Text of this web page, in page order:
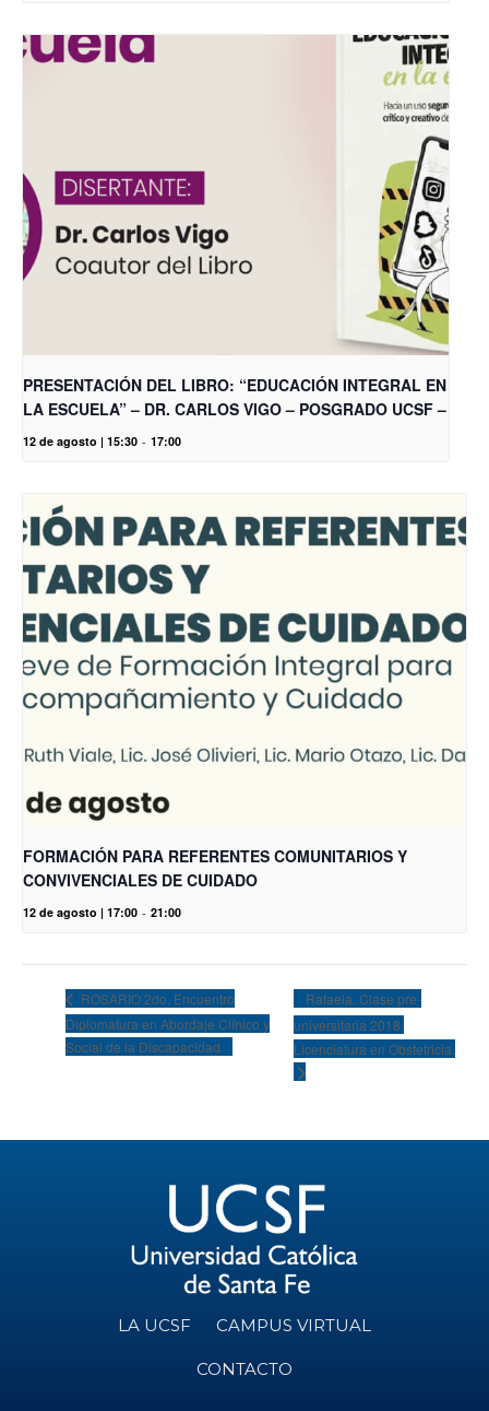
PRESENTACIÓN DEL LIBRO: “EDUCACIÓN INTEGRAL EN
LA ESCUELA” – DR. CARLOS VIGO – POSGRADO UCSF –
12 de agosto | 15:30 - 17:00
FORMACIÓN PARA REFERENTES COMUNITARIOS Y
CONVIVENCIALES DE CUIDADO
12 de agosto | 17:00 - 21:00
ROSARIO 2do. Encuentro
Diplomatura en Abordaje Clínico y
Social de la Discapacidad
Rafaela. Clase pre-
universitaria 2018.
Licenciatura en Obstetricia.
LA UCSF CAMPUS VIRTUAL
CONTACTO